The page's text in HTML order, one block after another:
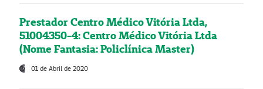
Prestador Centro Médico Vitória Ltda,
51004350-4: Centro Médico Vitória Ltda
(Nome Fantasia: Policlínica Master)
01 de Abril de 2020